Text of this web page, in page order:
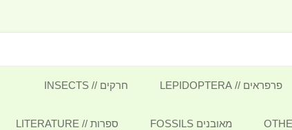
לתוכן פרפראים // LEPIDOPTERA
פרפרים BUTTERFLIES
חרקים // INSECTS
מאובנים FOSSILS ספרות // LITERATURE